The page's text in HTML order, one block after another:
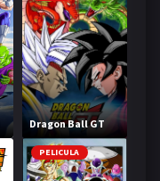
Dragon Ball GT
PELICULA